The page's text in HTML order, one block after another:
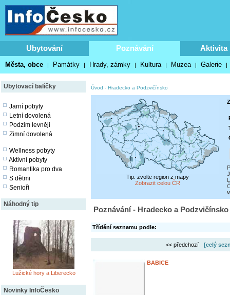
Ubytování Poznávání Aktivita
Města, obce | Památky | Hrady, zámky | Kultura | Muzea | Galerie |
Ubytovací balíčky
Jarní pobyty
Letní dovolená
Podzim levněji
Zimní dovolená
Wellness pobyty
Aktivní pobyty
Romantika pro dva
S dětmi
Senioři
Náhodný tip
Lužické hory a Liberecko
Novinky InfoČesko
Úvod - Hradecko a Podzvičínsko
Tip: zvolte region z mapy
Zobrazit celou ČR
Poznávání - Hradecko a Podzvičínsko
Třídění seznamu podle:
<< předchozí [celý
BABICE